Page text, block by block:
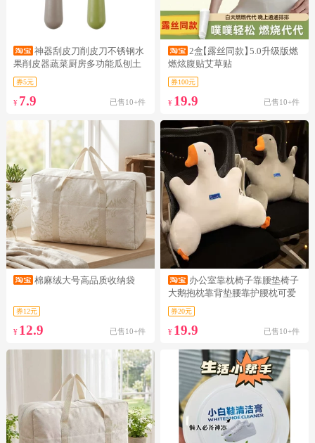
神器刮皮刀削皮刀不锈钢水
果削皮器蔬菜厨房多功能瓜刨土
豆皮去皮
券5元
¥ 7.9 已售10+件
2盒【露丝同款】5.0升级版燃
燃炫腹贴艾草贴
券100元
¥ 19.9 已售10+件
棉麻绒大号高品质收纳袋
券12元
¥ 12.9 已售10+件
办公室靠枕椅子靠腰垫椅子
大鹅抱枕靠背垫腰靠护腰枕可爱
座椅靠垫
券20元
¥ 19.9 已售10+件